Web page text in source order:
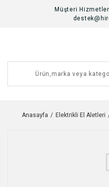
Müşteri
Anasayfa Elektrikli El Aletleri